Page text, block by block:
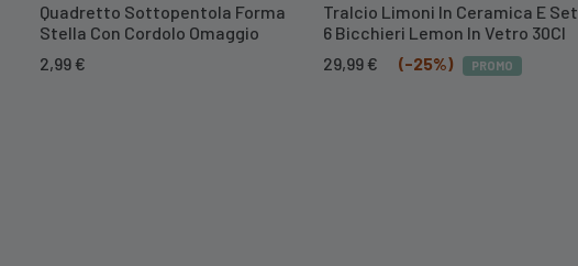
Quadretto Sottopentola Forma
Stella Con Cordolo Omaggio
2,99€
Tralcio Limoni In Ceramica E Set
6 Bicchieri Lemon In Vetro 30Cl
Il
29,99€ (-25%) PROMO